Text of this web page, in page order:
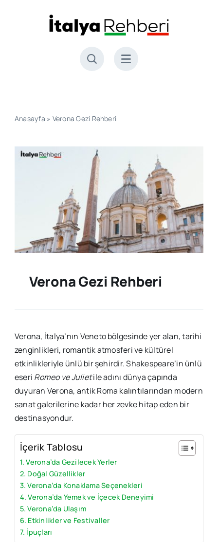
Anasayfa » Verona Gezi Rehberi
Verona Gezi Rehberi
Verona, İtalya’nın Veneto bölgesinde yer alan, tarihi
zenginlikleri, romantik atmosferi ve kültürel
etkinlikleriyle ünlü bir şehirdir. Shakespeare’in ünlü
eseri Romeo ve Julietile adını dünya çapında
duyuran Verona, antik Roma kalıntılarından modern
sanat galerilerine kadar her zevke hitap eden bir
destinasyondur.
İçerik Tablosu
Verona’da Gezilecek Yerler
Doğal Güzellikler
Verona’da Konaklama Seçenekleri
Verona’da Yemek ve İçecek Deneyimi
Verona’da Ulaşım
Etkinlikler ve Festivaller
İpuçları